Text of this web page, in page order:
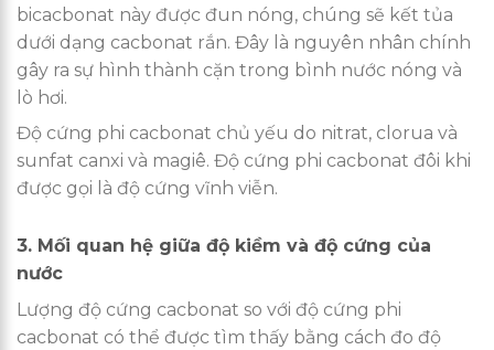
bicacbonat này được đun nóng, chúng sẽ kết tủa
dưới dạng cacbonat rắn. Đây là nguyên nhân chính
gây ra sự hình thành cặn trong bình nước nóng và
lò hơi.
Độ cứng phi cacbonat chủ yếu do nitrat, clorua và
sunfat canxi và magiê. Độ cứng phi cacbonat đôi khi
được gọi là độ cứng vĩnh viễn.
3. Mối quan hệ giữa độ kiềm và độ cứng của
nước
Lượng độ cứng cacbonat so với độ cứng phi
cacbonat có thể được tìm thấy bằng cách đo độ